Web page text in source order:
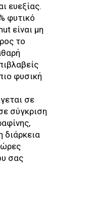
ευεξίας.
φυτικό
είναι μη
το
φυσική
σε
σύγκριση
διάρκεια
σας